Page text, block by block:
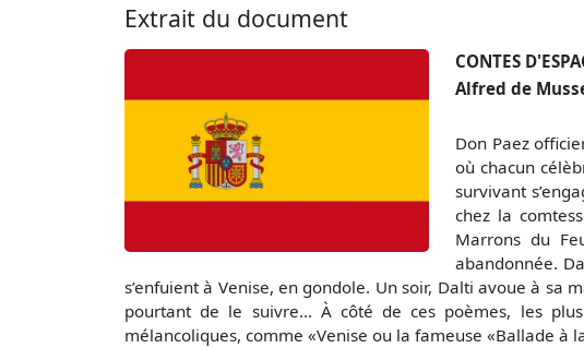
Extrait du document
CONTES
Alfred de
Don Paez
où chacun
survivant
chez la
Marrons du
abandonnée.
s’enfuient à Venise, en gondole. Un soir, Dalti avoue à
pourtant de le suivre... À côté de ces poèmes, les
mélancoliques, comme «Venise ou la fameuse «Ballade à